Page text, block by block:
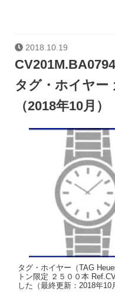
2018.10.19
タグ・ホイヤー
（2018年10月）
タグ・ホイヤー（TAG
トン限定 ２５００本
した（最終更新：2018年10